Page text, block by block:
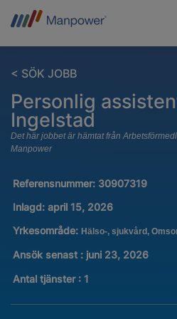
< SÖK JOBB
Personlig
Ingelstad
Det här jobbet är hämtat från
Manpower
Referensnummer: 30907319
Inlagd: april 15, 2026
Yrkesområde: Hälso-, sjukvård,
Ansök senast : juni 23, 2026
Antal tjänster : 1